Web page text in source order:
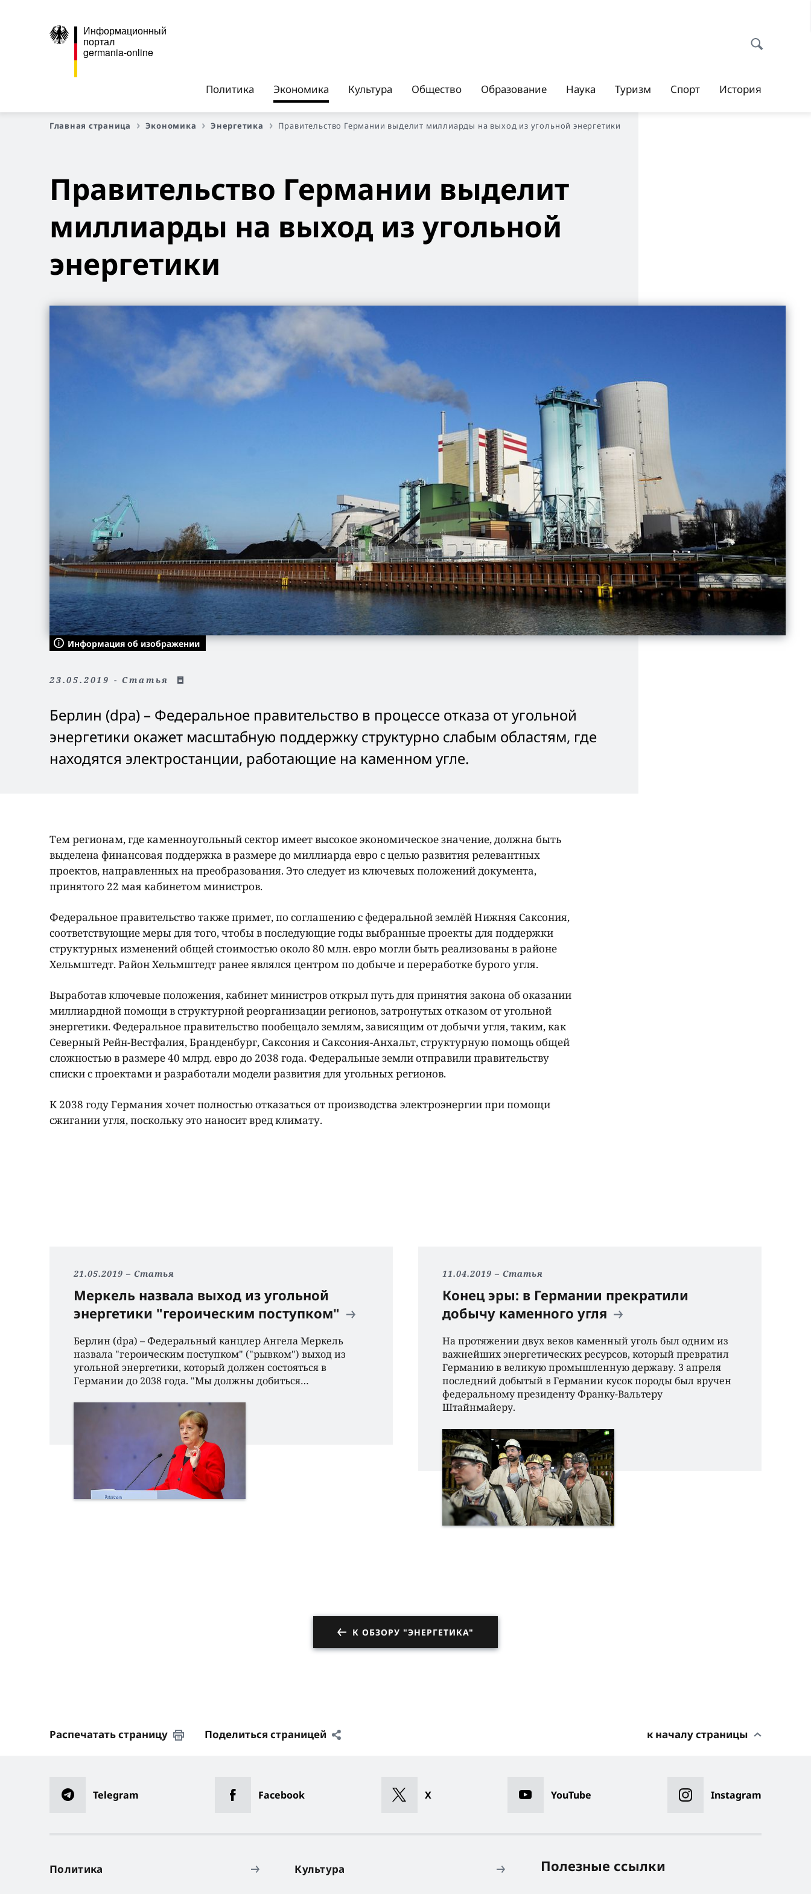
Информационный
портал
germania-online
Политика Экономика Культура Общество Образование Наука Туризм Спорт История
Главная страница Экономика Энергетика Правительство Германии выделит миллиарды на выход из угольной энергетики
Правительство Германии выделит
миллиарды на выход из угольной
энергетики
Информация об изображении
23.05.2019 - Статья
Берлин (dpa) – Федеральное правительство в процессе отказа от угольной
энергетики окажет масштабную поддержку структурно слабым областям, где
находятся электростанции, работающие на каменном угле.
Тем регионам, где каменноугольный сектор имеет высокое экономическое значение, должна быть
выделена финансовая поддержка в размере до миллиарда евро с целью развития релевантных
проектов, направленных на преобразования. Это следует из ключевых положений документа,
принятого 22 мая кабинетом министров.
Федеральное правительство также примет, по соглашению с федеральной землёй Нижняя Саксония,
соответствующие меры для того, чтобы в последующие годы выбранные проекты для поддержки
структурных изменений общей стоимостью около 80 млн. евро могли быть реализованы в районе
Хельмштедт. Район Хельмштедт ранее являлся центром по добыче и переработке бурого угля.
Выработав ключевые положения, кабинет министров открыл путь для принятия закона об оказании
миллиардной помощи в структурной реорганизации регионов, затронутых отказом от угольной
энергетики. Федеральное правительство пообещало землям, зависящим от добычи угля, таким, как
Северный Рейн-Вестфалия, Бранденбург, Саксония и Саксония-Анхальт, структурную помощь общей
сложностью в размере 40 млрд. евро до 2038 года. Федеральные земли отправили правительству
списки с проектами и разработали модели развития для угольных регионов.
К 2038 году Германия хочет полностью отказаться от производства электроэнергии при помощи
сжигании угля, поскольку это наносит вред климату.
21.05.2019 Статья
Меркель назвала выход из угольной
энергетики "героическим поступком"
Берлин (dpa) – Федеральный канцлер Ангела Меркель
назвала "героическим поступком" ("рывком") выход из
угольной энергетики, который должен состояться в
Германии до 2038 года. "Мы должны добиться…
11.04.2019 Статья
Конец эры: в Германии прекратили
добычу каменного угля
На протяжении двух веков каменный уголь был одним из
важнейших энергетических ресурсов, который превратил
Германию в великую промышленную державу. 3 апреля
последний добытый в Германии кусок породы был вручен
федеральному президенту Франку-Вальтеру
Штайнмайеру.
К ОБЗОРУ "ЭНЕРГЕТИКА"
Распечатать страницу Поделиться страницей к началу страницы
Telegram Facebook X YouTube Instagram
Политика Культура Полезные ссылки